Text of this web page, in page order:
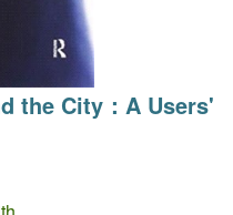
the City：A Users'